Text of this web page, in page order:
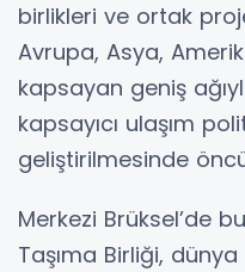
birlikleri ve ortak
Avrupa, Asya,
kapsayan geniş
kapsayıcı ulaşım
geliştirilmesinde
Merkezi Brüksel’de
Taşıma Birliği,